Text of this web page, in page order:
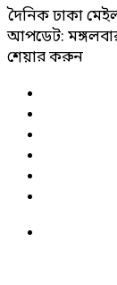
দৈনিক ঢাকা
আপডেট:
শেয়ার করুন